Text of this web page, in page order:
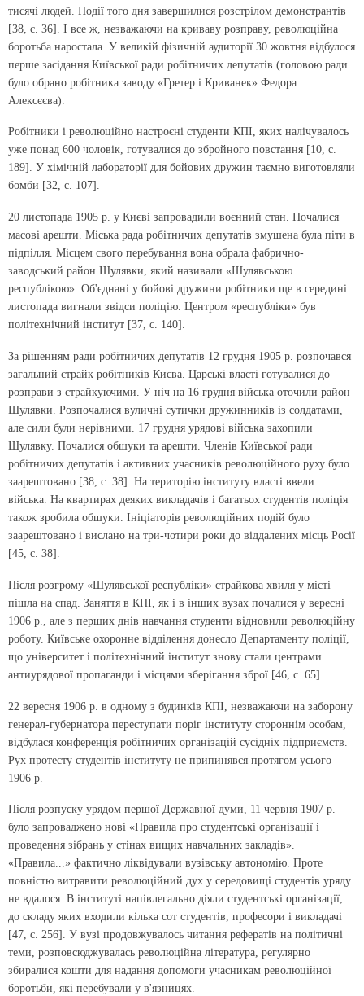
тисячі людей. Події того дня завершилися розстрілом демонстрантів
[38, с. 36]. І все ж, незважаючи на криваву розправу, революційна
боротьба наростала. У великій фізичній аудиторії 30 жовтня відбулося
перше засідання Київської ради робітничих депутатів (головою ради
було обрано робітника заводу «Гретер і Криванек» Федора
Алексєєва).
Робітники і революційно настроєні студенти КПІ, яких налічувалось
уже понад 600 чоловік, готувалися до збройного повстання [10, с.
189]. У хімічній лабораторії для бойових дружин таємно виготовляли
бомби [32, с. 107].
20 листопада 1905 р. у Києві запровадили воєнний стан. Почалися
масові арешти. Міська рада робітничих депутатів змушена була піти в
підпілля. Місцем свого перебування вона обрала фабрично-
заводський район Шулявки, який називали «Шулявською
республікою». Об'єднані у бойові дружини робітники ще в середині
листопада вигнали звідси поліцію. Центром «республіки» був
політехнічний інститут [37, с. 140].
За рішенням ради робітничих депутатів 12 грудня 1905 р. розпочався
загальний страйк робітників Києва. Царські власті готувалися до
розправи з страйкуючими. У ніч на 16 грудня війська оточили район
Шулявки. Розпочалися вуличні сутички дружинників із солдатами,
але сили були нерівними. 17 грудня урядові війська захопили
Шулявку. Почалися обшуки та арешти. Членів Київської ради
робітничих депутатів і активних учасників революційного руху було
заарештовано [38, с. 38]. На територію інституту власті ввели
війська. На квартирах деяких викладачів і багатьох студентів поліція
також зробила обшуки. Ініціаторів революційних подій було
заарештовано і вислано на три-чотири роки до віддалених місць Росії
[45, с. 38].
Після розгрому «Шулявської республіки» страйкова хвиля у місті
пішла на спад. Заняття в КПІ, як і в інших вузах почалися у вересні
1906 р., але з перших днів навчання студенти відновили революційну
роботу. Київське охоронне відділення донесло Департаменту поліції,
що університет і політехнічний інститут знову стали центрами
антиурядової пропаганди і місцями зберігання зброї [46, с. 65].
22 вересня 1906 р. в одному з будинків КПІ, незважаючи на заборону
генерал-губернатора переступати поріг інституту стороннім особам,
відбулася конференція робітничих організацій сусідніх підприємств.
Рух протесту студентів інституту не припинявся протягом усього
1906 р.
Після розпуску урядом першої Державної думи, 11 червня 1907 р.
було запроваджено нові «Правила про студентські організації і
проведення зібрань у стінах вищих навчальних закладів».
«Правила...» фактично ліквідували вузівську автономію. Проте
повністю витравити революційний дух у середовищі студентів уряду
не вдалося. В інституті напівлегально діяли студентські організації,
до складу яких входили кілька сот студентів, професори і викладачі
[47, с. 256]. У вузі продовжувалось читання рефератів на політичні
теми, розповсюджувалась революційна література, регулярно
збиралися кошти для надання допомоги учасникам революційної
боротьби, які перебували у в'язницях.